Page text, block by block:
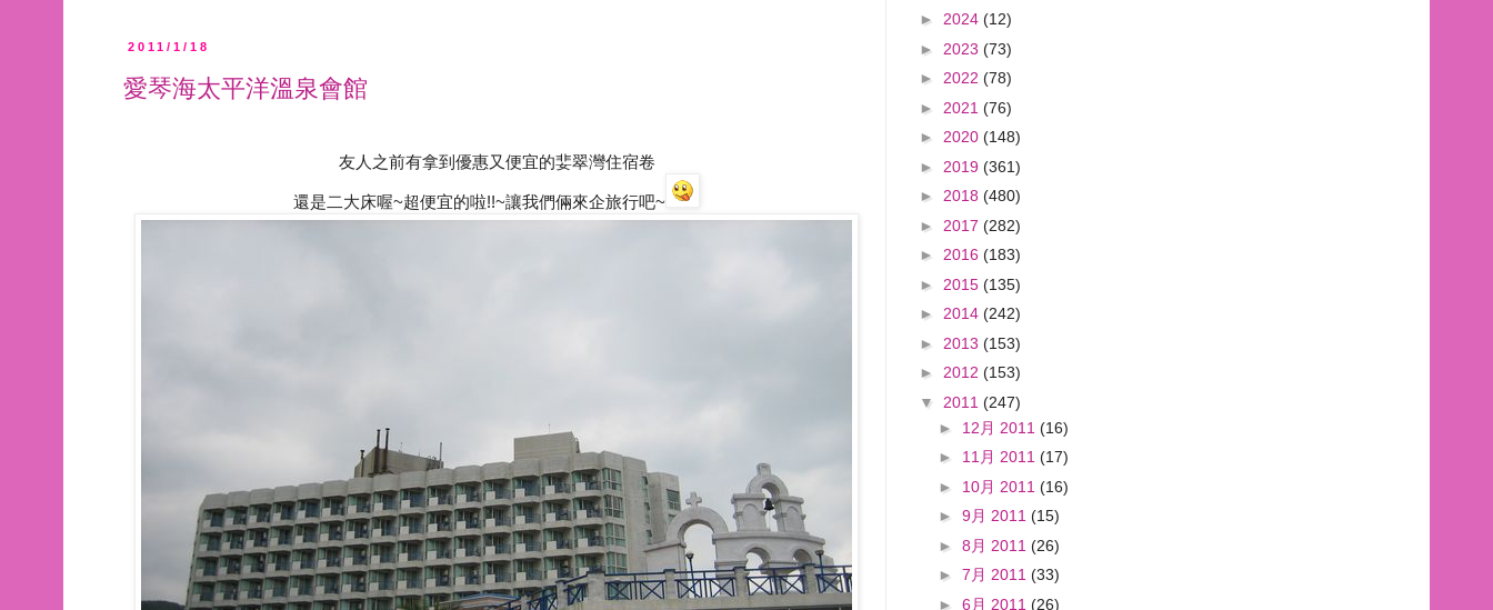
2011/1/18
愛琴海太平洋溫泉會館
友人之前有拿到優惠又便宜的婓翠灣住宿卷
還是二大床喔~超便宜的啦!!~讓我們倆來企旅行吧~
► 2024 (12)
► 2023 (73)
► 2022 (78)
► 2021 (76)
► 2020 (148)
► 2019 (361)
► 2018 (480)
► 2017 (282)
► 2016 (183)
► 2015 (135)
► 2014 (242)
► 2013 (153)
► 2012 (153)
▼ 2011 (247)
► 12月 2011 (16)
► 11月 2011 (17)
► 10月 2011 (16)
► 9月 2011 (15)
► 8月 2011 (26)
► 7月 2011 (33)
► 6月 2011 (26)